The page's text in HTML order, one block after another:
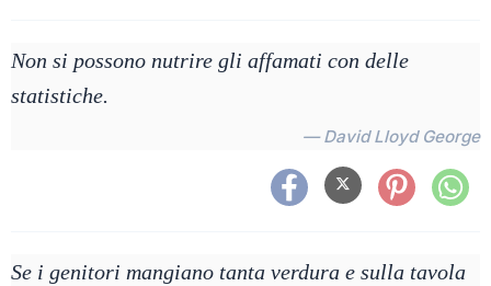
Non si possono nutrire gli affamati con delle
statistiche.
— David Lloyd George
Se i genitori mangiano tanta verdura e sulla tavola